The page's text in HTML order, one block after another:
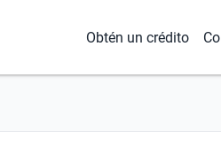
Obtén un crédito